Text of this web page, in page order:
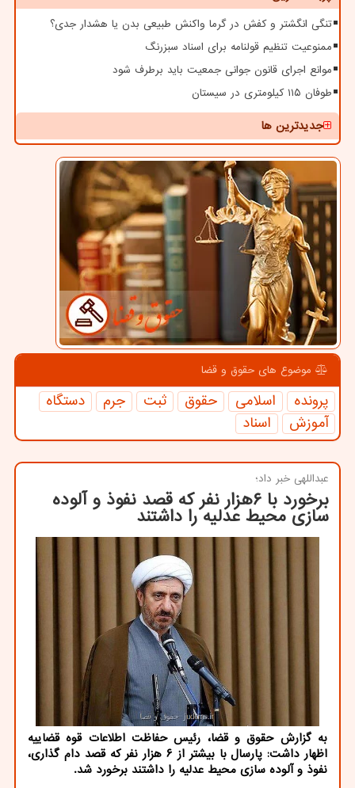
تنگی انگشتر و کفش در گرما واکنش طبیعی بدن یا هشدار جدی؟
ممنوعیت تنظیم قولنامه برای اسناد سبزرنگ
موانع اجرای قانون جوانی جمعیت باید برطرف شود
طوفان ۱۱۵ کیلومتری در سیستان
جدیدترین ها
موضوع های حقوق و قضا
پرونده اسلامی حقوق ثبت جرم
دستگاه
آموزش
اسناد
عبداللهی خبر داد؛
برخورد با ۶هزار نفر که قصد نفوذ و آلوده
سازی محیط عدلیه را داشتند
به گزارش حقوق و قضا، رئیس حفاظت اطلاعات قوه قضاییه
اظهار داشت: پارسال با بیشتر از ۶ هزار نفر که قصد دام گذاری،
نفوذ و آلوده سازی محیط عدلیه را داشتند برخورد شد.